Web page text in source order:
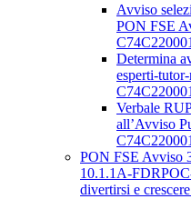
Avviso
PON FSE
Determina
esperti-
Verbale
all’Avviso
PON FSE Avviso
10.1.1A-
divertirsi e